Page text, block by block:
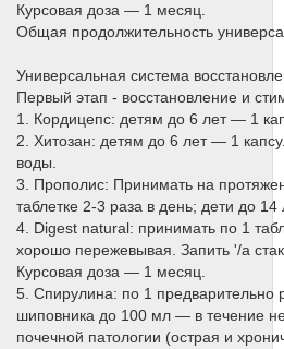
Курсовая доза — 1 месяц.
Общая продолжительность
Универсальная система
Первый этап - восстановление и
1. Кордицепс: детям до 6 лет — 1
2. Хитозан: детям до 6 лет — 1
воды.
3. Прополис: Принимать на
таблетке 2-3 раза в день; дети до
4. Digest natural: принимать по 1
хорошо пережевывая. Запить '/а
Курсовая доза — 1 месяц.
5. Спирулина: по 1 предварительно
шиповника до 100 мл — в течение
почечной патологии (острая и